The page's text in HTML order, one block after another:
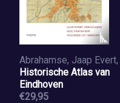
Historische Atlas van
Eindhoven
€29,95